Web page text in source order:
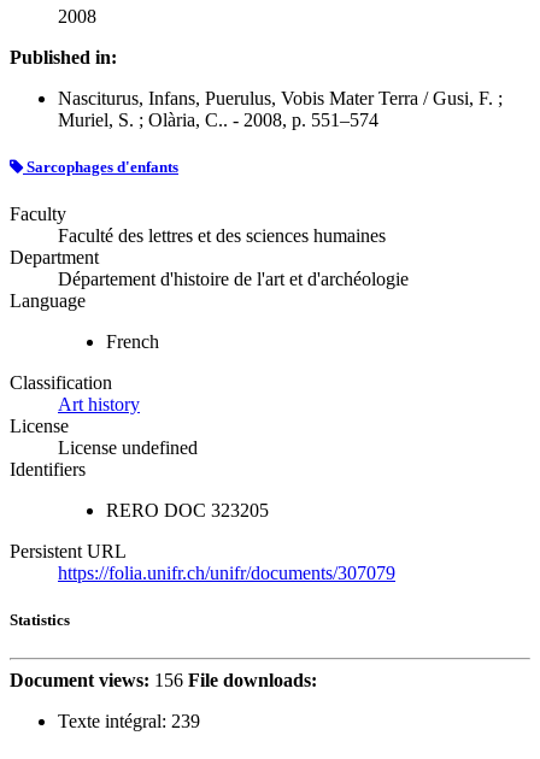
2008
Published in:
Nasciturus, Infans, Puerulus, Vobis Mater Terra / Gusi, F. ;
Muriel, S. ; Olària, C.. - 2008, p. 551–574
Sarcophages d'enfants
Faculty
Faculté des lettres et des sciences humaines
Department
Département d'histoire de l'art et d'archéologie
Language
French
Classification
Art history
License
License undefined
Identifiers
RERO DOC 323205
Persistent URL
https://folia.unifr.ch/unifr/documents/307079
Statistics
Document views: 156 File downloads:
Texte intégral: 239